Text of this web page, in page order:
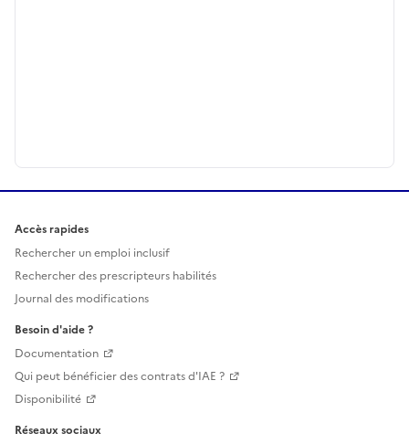
Accès rapides
Rechercher un emploi inclusif
Rechercher des prescripteurs habilités
Journal des modifications
Besoin d'aide ?
Documentation
Qui peut bénéficier des contrats d'IAE ?
Disponibilité
Réseaux sociaux